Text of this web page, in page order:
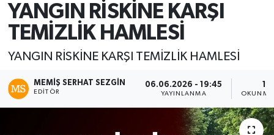
YANGIN RİSKİNE KARŞI
TEMİZLİK HAMLESİ
YANGIN RİSKİNE KARŞI TEMİZLİK HAMLESİ
MEMIŞ SERHAT SEZGIN
EDITÖR
06.06.2026 - 19:45
YAYINLANMA
1
OKUNMA
Süper Lig Puan Durumu ve Fikstür
Tüm Manşetler